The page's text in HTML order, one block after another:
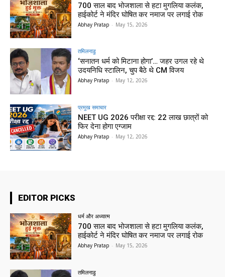
700 साल बाद भोजशाला से हटा मुगलिया कलंक,
हाईकोर्ट ने मंदिर घोषित कर नमाज पर लगाई रोक
Abhay Pratap - May 15, 2026
तमिलनाडु
‘सनातन धर्म को मिटाना होगा’… जहर उगल रहे थे
उदयनिधि स्टालिन, चुप बैठे थे CM विजय
Abhay Pratap - May 12, 2026
प्रमुख समाचार‎
NEET UG 2026 परीक्षा रद्द: 22 लाख छात्रों को
फिर देना होगा एग्जाम
Abhay Pratap - May 12, 2026
EDITOR PICKS
धर्म और अध्यात्म
700 साल बाद भोजशाला से हटा मुगलिया कलंक,
हाईकोर्ट ने मंदिर घोषित कर नमाज पर लगाई रोक
Abhay Pratap - May 15, 2026
तमिलनाडु